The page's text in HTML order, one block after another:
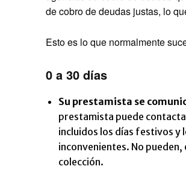
de cobro de deudas justas, lo
Esto es lo que normalmente
0 a 30 días
Su prestamista se
prestamista puede
incluidos los días festivos y
inconvenientes. No
colección.